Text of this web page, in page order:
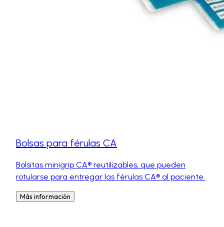
Bolsas para férulas CA
Bolsitas minigrip CA® reutilizables, que pueden
rotularse para entregar las férulas CA® al paciente.
Más información